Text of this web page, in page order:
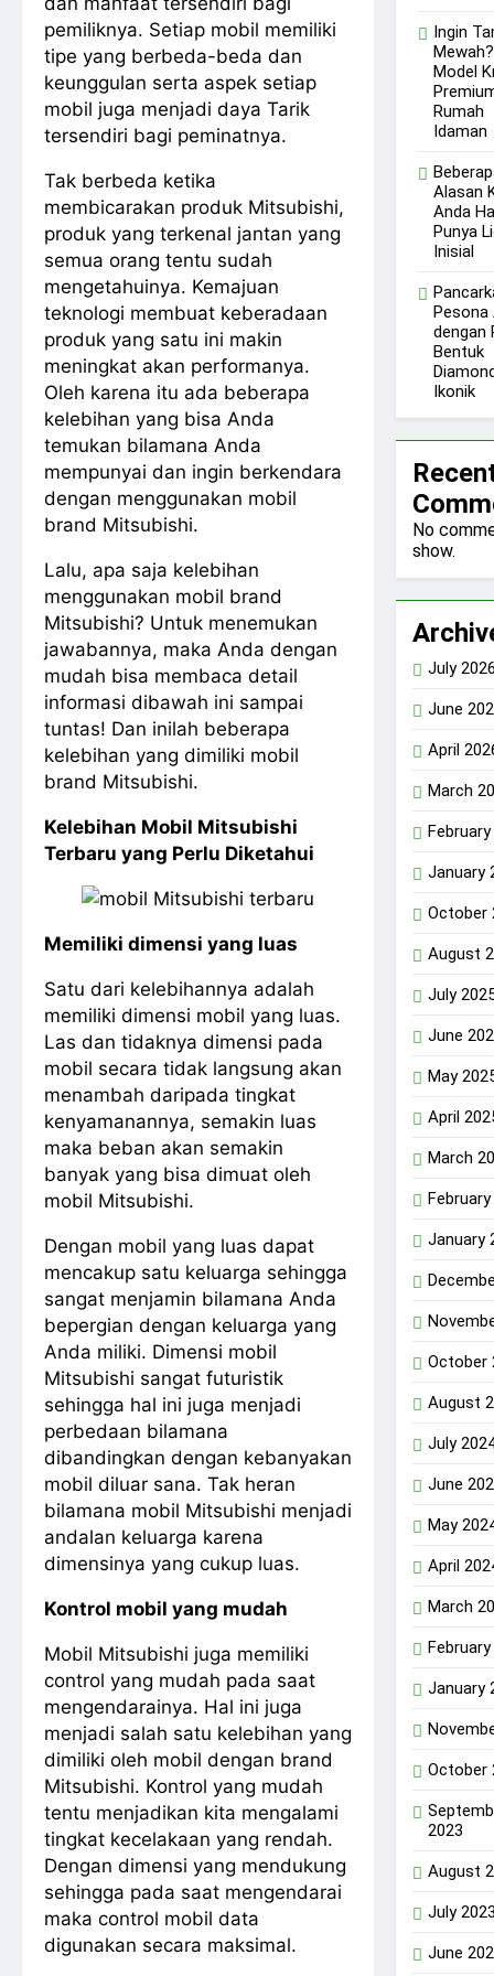
pemiliknya. Setiap mobil memiliki
tipe yang berbeda-beda dan
keunggulan serta aspek setiap
mobil juga menjadi daya Tarik
tersendiri bagi peminatnya.
Tak berbeda ketika
membicarakan produk Mitsubishi,
produk yang terkenal jantan yang
semua orang tentu sudah
mengetahuinya. Kemajuan
teknologi membuat keberadaan
produk yang satu ini makin
meningkat akan performanya.
Oleh karena itu ada beberapa
kelebihan yang bisa Anda
temukan bilamana Anda
mempunyai dan ingin berkendara
dengan menggunakan mobil
brand Mitsubishi.
Lalu, apa saja kelebihan
menggunakan mobil brand
Mitsubishi? Untuk menemukan
jawabannya, maka Anda dengan
mudah bisa membaca detail
informasi dibawah ini sampai
tuntas! Dan inilah beberapa
kelebihan yang dimiliki mobil
brand Mitsubishi.
Kelebihan Mobil Mitsubishi
Terbaru yang Perlu Diketahui
Memiliki dimensi yang luas
Satu dari kelebihannya adalah
memiliki dimensi mobil yang luas.
Las dan tidaknya dimensi pada
mobil secara tidak langsung akan
menambah daripada tingkat
kenyamanannya, semakin luas
maka beban akan semakin
banyak yang bisa dimuat oleh
mobil Mitsubishi.
Dengan mobil yang luas dapat
mencakup satu keluarga sehingga
sangat menjamin bilamana Anda
bepergian dengan keluarga yang
Anda miliki. Dimensi mobil
Mitsubishi sangat futuristik
sehingga hal ini juga menjadi
perbedaan bilamana
dibandingkan dengan kebanyakan
mobil diluar sana. Tak heran
bilamana mobil Mitsubishi menjadi
andalan keluarga karena
dimensinya yang cukup luas.
Kontrol mobil yang mudah
Mobil Mitsubishi juga memiliki
control yang mudah pada saat
mengendarainya. Hal ini juga
menjadi salah satu kelebihan yang
dimiliki oleh mobil dengan brand
Mitsubishi. Kontrol yang mudah
tentu menjadikan kita mengalami
tingkat kecelakaan yang rendah.
Dengan dimensi yang mendukung
sehingga pada saat mengendarai
maka control mobil data
digunakan secara maksimal.
Ingin
Model
Rumah
Idaman
Alasan
Anda
Punya
Inisial
Pesona
dengan
Bentuk
Ikonik
No
show.
July
June
April
March
January
October
August
July
June
May
April
March
January
October
August
July
June
May
April
March
January
October
2023
August
July
June